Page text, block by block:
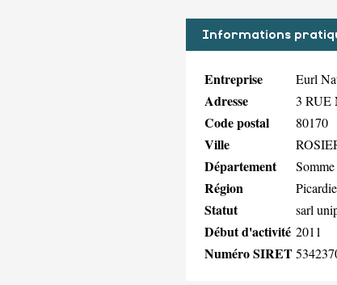
Informations
Entreprise Eurl
Adresse 3 RUE
Code postal 80170
Ville
Département Somme
Région Picardie
Statut sarl
Début d'activité 2011
Numéro SIRET